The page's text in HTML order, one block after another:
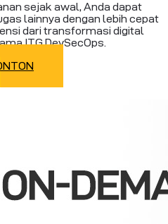
sejak awal, Anda dapat
lainnya dengan lebih cepat
dari transformasi digital
ITG DevSecOps.